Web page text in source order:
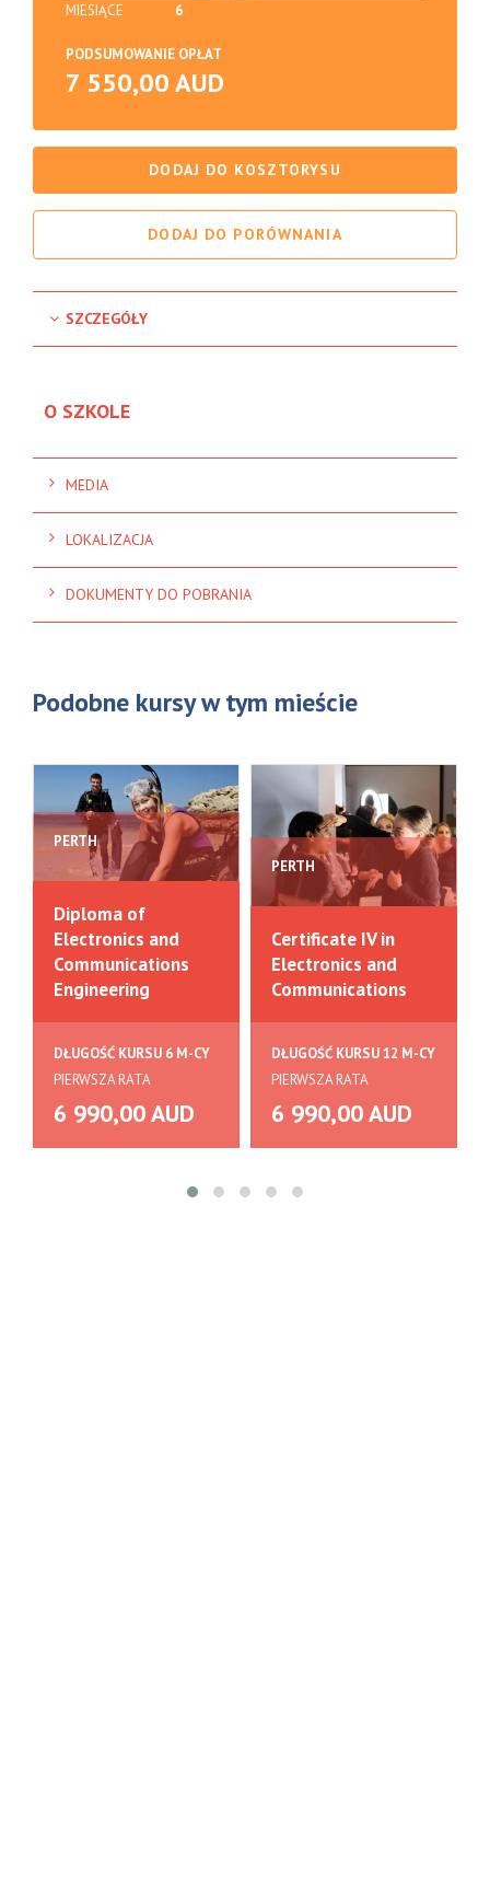
MIESIĄCE
6
PODSUMOWANIE OPŁAT
7 550,00 AUD
DODAJ DO KOSZTORYSU
DODAJ DO PORÓWNANIA
SZCZEGÓŁY
O SZKOLE
MEDIA
LOKALIZACJA
DOKUMENTY DO POBRANIA
Podobne kursy w tym mieście
PERTH
Diploma of
Electronics and
Communications
Engineering
DŁUGOŚĆ KURSU 6 M-CY
PIERWSZA RATA
6 990,00 AUD
PERTH
Certificate IV in
Electronics and
Communications
DŁUGOŚĆ KURSU 12 M-CY
PIERWSZA RATA
6 990,00 AUD